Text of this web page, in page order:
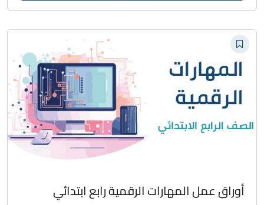
أوراق عمل المهارات الرقمية رابع ابتدائي